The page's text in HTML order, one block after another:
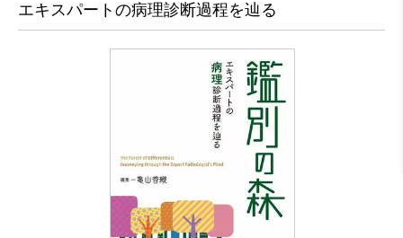
エキスパートの病理診断過程を辿る